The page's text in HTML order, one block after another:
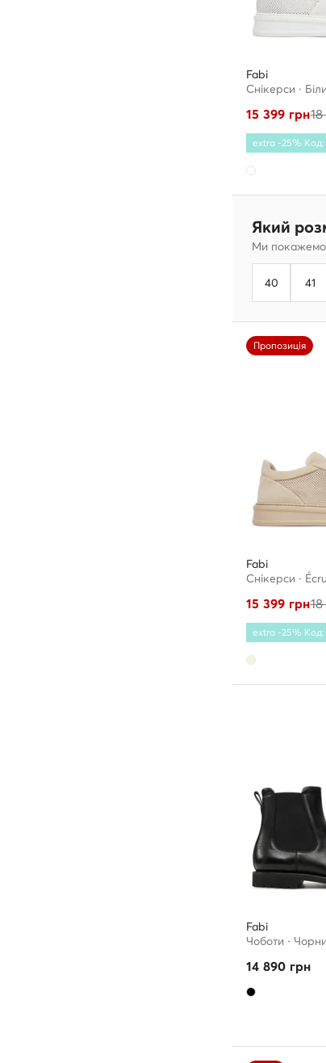
Fabi
Снікерcи ·
15 399 грн
extra -25% Код:
Який
Ми покажемо
40 41
Пропозиція
Fabi
Снікерcи · Écru
15 399 грн
extra -25% Код:
Fabi
Чоботи ·
14 890 грн